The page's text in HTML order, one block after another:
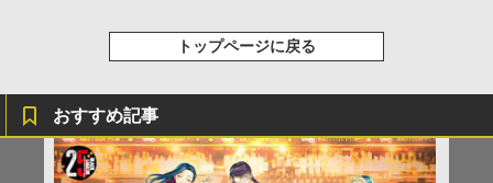
トップページに戻る
おすすめ記事